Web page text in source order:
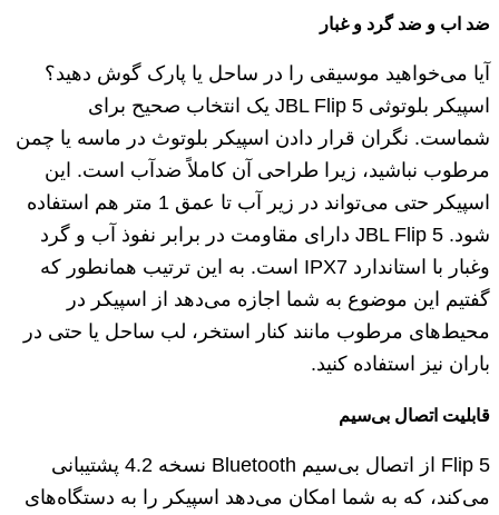
ضد اب و ضد گرد و غبار
آیا می‌خواهید موسیقی را در ساحل یا پارک گوش دهید؟
اسپیکر بلوتوثی JBL Flip 5 یک انتخاب صحیح برای
شماست. نگران قرار دادن اسپیکر بلوتوث در ماسه یا چمن
مرطوب نباشید، زیرا طراحی آن کاملاً ضدآب است. این
اسپیکر حتی می‌تواند در زیر آب تا عمق 1 متر هم استفاده
شود. JBL Flip 5 دارای مقاومت در برابر نفوذ آب و گرد
وغبار با استاندارد IPX7 است. به این ترتیب همانطور که
گفتیم این موضوع به شما اجازه می‌دهد از اسپیکر در
محیط‌های مرطوب مانند کنار استخر، لب ساحل یا حتی در
باران نیز استفاده کنید.
قابلیت اتصال بی‌سیم
Flip 5 از اتصال بی‌سیم Bluetooth نسخه 4.2 پشتیبانی
می‌کند، که به شما امکان می‌دهد اسپیکر را به دستگاه‌های